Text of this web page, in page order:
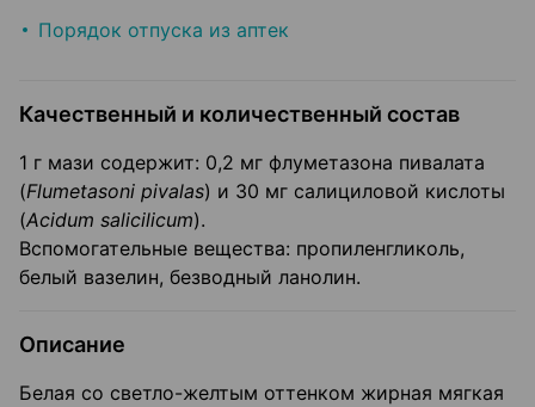
Порядок отпуска из аптек
Качественный и количественный состав
1 г мази содержит: 0,2 мг флуметазона пивалата
(Flumetasoni pivalas) и 30 мг салициловой кислоты
(Acidum salicilicum).
Вспомогательные вещества: пропиленгликоль,
белый вазелин, безводный ланолин.
Описание
Белая со светло-желтым оттенком жирная мягкая